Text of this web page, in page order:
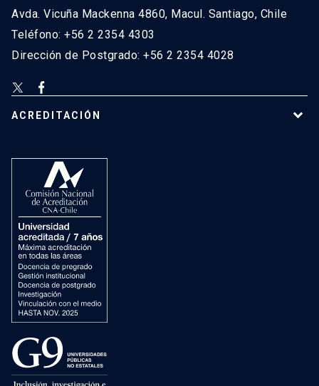
Avda. Vicuña Mackenna 4860, Macul. Santiago, Chile
Teléfono: +56 2 2354 4303
Dirección de Postgrado: +56 2 2354 4028
ACREDITACIÓN